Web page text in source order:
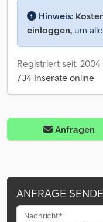
Hinweis:
einloggen, um
Registriert seit: 2004
734 Inserate online
Anfragen
ANFRAGE
Nachricht*